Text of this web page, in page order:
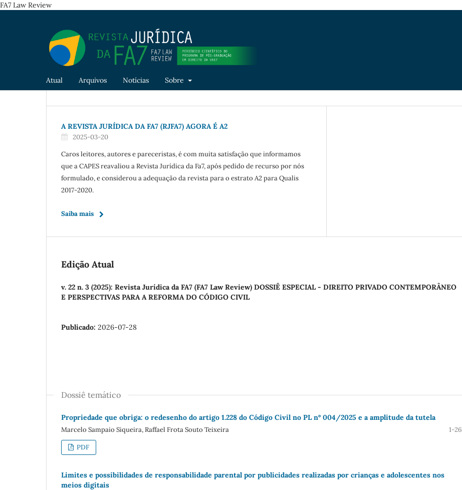
FA7 Law Review
Atual Arquivos Notícias Sobre
A REVISTA JURÍDICA DA FA7 (RJFA7) AGORA É A2
2025-03-20
Caros leitores, autores e pareceristas, é com muita satisfação que informamos
que a CAPES reavaliou a Revista Jurídica da Fa7, após pedido de recurso por nós
formulado, e considerou a adequação da revista para o estrato A2 para Qualis
2017-2020.
Saiba mais
Edição Atual
v. 22 n. 3 (2025): Revista Jurídica da FA7 (FA7 Law Review) DOSSIÊ ESPECIAL - DIREITO PRIVADO CONTEMPORÂNEO
E PERSPECTIVAS PARA A REFORMA DO CÓDIGO CIVIL
Publicado: 2026-07-28
Dossiê temático
Propriedade que obriga: o redesenho do artigo 1.228 do Código Civil no PL nº 004/2025 e a amplitude da tutela
Marcelo Sampaio Siqueira, Raffael Frota Souto Teixeira 1-26
PDF
Limites e possibilidades de responsabilidade parental por publicidades realizadas por crianças e adolescentes nos
meios digitais